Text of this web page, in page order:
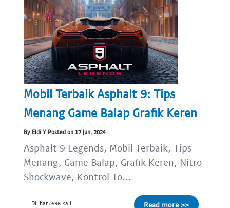
Mobil Terbaik Asphalt 9: Tips
Menang Game Balap Grafik Keren
By Eldi Y Posted on 17 Jun, 2024
Asphalt 9 Legends, Mobil Terbaik, Tips
Menang, Game Balap, Grafik Keren, Nitro
Shockwave, Kontrol To...
Dilihat: 696 kali Read more >>